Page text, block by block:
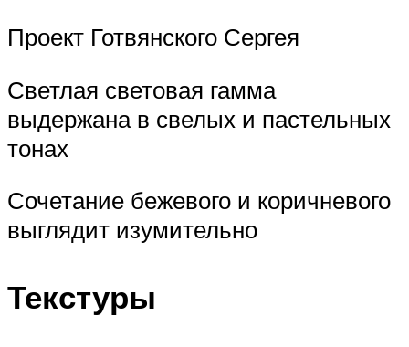
Проект Готвянского Сергея
Светлая световая гамма
выдержана в свелых и пастельных
тонах
Сочетание бежевого и коричневого
выглядит изумительно
Текстуры